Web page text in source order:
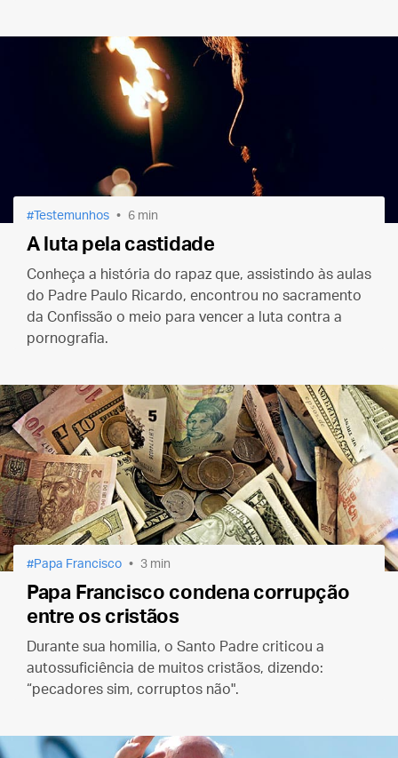
Testemunhos 6 min
A luta pela castidade
Conheça a história do rapaz que, assistindo às aulas
do Padre Paulo Ricardo, encontrou no sacramento
da Confissão o meio para vencer a luta contra a
pornografia.
Papa Francisco 3 min
Papa Francisco condena corrupção
entre os cristãos
Durante sua homilia, o Santo Padre criticou a
autossuficiência de muitos cristãos, dizendo:
“pecadores sim, corruptos não".